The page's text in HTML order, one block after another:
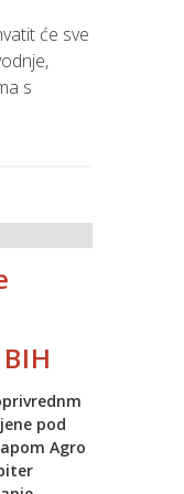
da naš
želimo
se što
izdala
proslavi
(Zvonimir
će sve
s
podršku
pod
Agro